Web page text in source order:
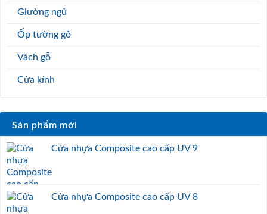
Giường ngủ
Ốp tường gỗ
Vách gỗ
Cửa kính
Sản phẩm mới
Cửa nhựa Composite cao cấp UV 9
Cửa nhựa Composite cao cấp UV 8